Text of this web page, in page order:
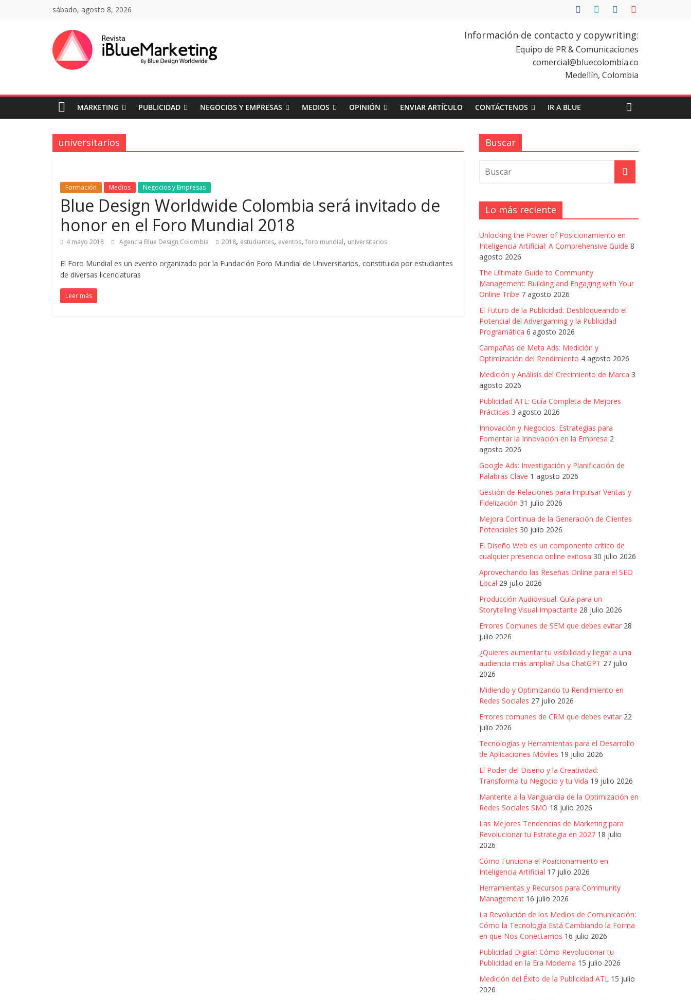
sábado, agosto 8, 2026
Revista
iBlue
Marketing
Colombia
|
Revistas
de
Marketing
en
Información de contacto y copywriting:
Equipo de PR & Comunicaciones
comercial@bluecolombia.co
Medellín, Colombia
MARKETING PUBLICIDAD NEGOCIOS Y EMPRESAS MEDIOS OPINIÓN ENVIAR ARTÍCULO CONTÁCTENOS IR A BLUE
universitarios
Formación Medios Negocios y Empresas
Blue Design Worldwide Colombia será invitado de
honor en el Foro Mundial 2018
4 mayo 2018 Agencia Blue Design Colombia 2018, estudiantes, eventos, foro mundial, universitarios
El Foro Mundial es un evento organizado por la Fundación Foro Mundial de Universitarios, constituida por estudiantes
de diversas licenciaturas
Leer más
Buscar
Lo más reciente
Unlocking the Power of Posicionamiento en
Inteligencia Artificial: A Comprehensive Guide 8
agosto 2026
The Ultimate Guide to Community
Management: Building and Engaging with Your
Online Tribe 7 agosto 2026
El Futuro de la Publicidad: Desbloqueando el
Potencial del Advergaming y la Publicidad
Programática 6 agosto 2026
Campañas de Meta Ads: Medición y
Optimización del Rendimiento 4 agosto 2026
Medición y Análisis del Crecimiento de Marca 3
agosto 2026
Publicidad ATL: Guía Completa de Mejores
Prácticas 3 agosto 2026
Innovación y Negocios: Estrategias para
Fomentar la Innovación en la Empresa 2
agosto 2026
Google Ads: Investigación y Planificación de
Palabras Clave 1 agosto 2026
Gestión de Relaciones para Impulsar Ventas y
Fidelización 31 julio 2026
Mejora Continua de la Generación de Clientes
Potenciales 30 julio 2026
El Diseño Web es un componente crítico de
cualquier presencia online exitosa 30 julio 2026
Aprovechando las Reseñas Online para el SEO
Local 29 julio 2026
Producción Audiovisual: Guía para un
Storytelling Visual Impactante 28 julio 2026
Errores Comunes de SEM que debes evitar 28
julio 2026
¿Quieres aumentar tu visibilidad y llegar a una
audiencia más amplia? Usa ChatGPT 27 julio
2026
Midiendo y Optimizando tu Rendimiento en
Redes Sociales 27 julio 2026
Errores comunes de CRM que debes evitar 22
julio 2026
Tecnologías y Herramientas para el Desarrollo
de Aplicaciones Móviles 19 julio 2026
El Poder del Diseño y la Creatividad:
Transforma tu Negocio y tu Vida 19 julio 2026
Mantente a la Vanguardia de la Optimización en
Redes Sociales SMO 18 julio 2026
Las Mejores Tendencias de Marketing para
Revolucionar tu Estrategia en 2027 18 julio
2026
Cómo Funciona el Posicionamiento en
Inteligencia Artificial 17 julio 2026
Herramientas y Recursos para Community
Management 16 julio 2026
La Revolución de los Medios de Comunicación:
Cómo la Tecnología Está Cambiando la Forma
en que Nos Conectamos 16 julio 2026
Publicidad Digital: Cómo Revolucionar tu
Publicidad en la Era Moderna 15 julio 2026
Medición del Éxito de la Publicidad ATL 15 julio
2026